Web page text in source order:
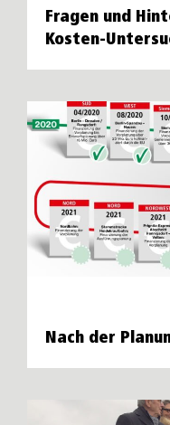
Fragen und
Kosten-
Nach der